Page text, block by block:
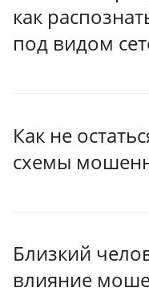
как
под видом
Как не
схемы
Близкий
влияние